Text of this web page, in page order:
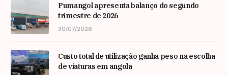
Pumangol apresenta balanço do segundo
trimestre de 2026
30/07/2026
Custo total de utilização ganha peso na escolha
de viaturas em angola